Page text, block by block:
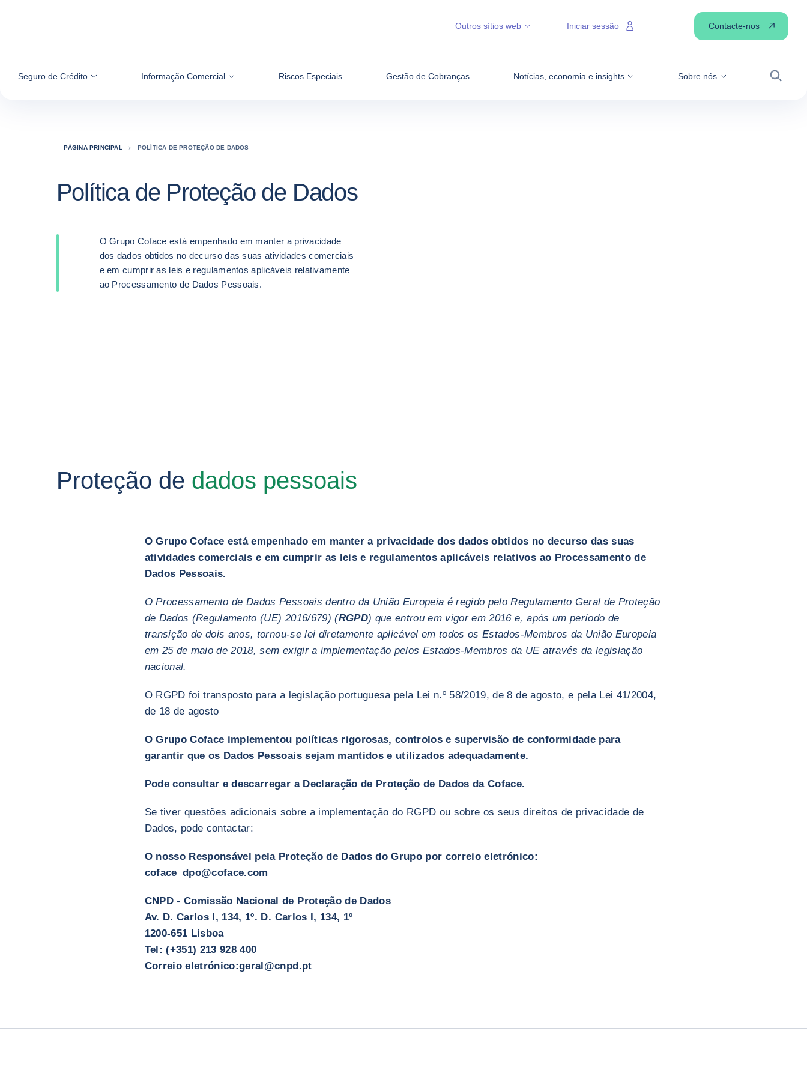
Seguro de Crédito Informação Comercial Riscos Especiais Gestão de Cobranças Notícias, economia e insights Sobre nós
Outros sítios web Iniciar sessão Contacte-nos
PÁGINA PRINCIPAL POLÍTICA DE PROTEÇÃO DE DADOS
Política de Proteção de Dados
O Grupo Coface está empenhado em manter a privacidade
dos dados obtidos no decurso das suas atividades comerciais
e em cumprir as leis e regulamentos aplicáveis relativamente
ao Processamento de Dados Pessoais.
Proteção de dados pessoais
O Grupo Coface está empenhado em manter a privacidade dos dados obtidos no decurso das suas
atividades comerciais e em cumprir as leis e regulamentos aplicáveis relativos ao Processamento de
Dados Pessoais.
O Processamento de Dados Pessoais dentro da União Europeia é regido pelo Regulamento Geral de Proteção
de Dados (Regulamento (UE) 2016/679) (RGPD) que entrou em vigor em 2016 e, após um período de
transição de dois anos, tornou-se lei diretamente aplicável em todos os Estados-Membros da União Europeia
em 25 de maio de 2018, sem exigir a implementação pelos Estados-Membros da UE através da legislação
nacional.
O RGPD foi transposto para a legislação portuguesa pela Lei n.º 58/2019, de 8 de agosto, e pela Lei 41/2004,
de 18 de agosto
O Grupo Coface implementou políticas rigorosas, controlos e supervisão de conformidade para
garantir que os Dados Pessoais sejam mantidos e utilizados adequadamente.
Pode consultar e descarregar aDeclaração de Proteção de Dados da Coface.
Se tiver questões adicionais sobre a implementação do RGPD ou sobre os seus direitos de privacidade de
Dados, pode contactar:
O nosso Responsável pela Proteção de Dados do Grupo por correio eletrónico:
coface_dpo@coface.com
CNPD - Comissão Nacional de Proteção de Dados
Av. D. Carlos I, 134, 1º. D. Carlos I, 134, 1º
1200-651 Lisboa
Tel: (+351) 213 928 400
Correio eletrónico:geral@cnpd.pt